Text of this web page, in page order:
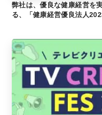
弊社は、優良な健康経営を
る、「健康経営優良法人